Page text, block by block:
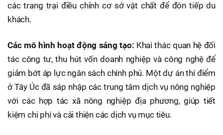
các trang trại điều chỉnh cơ sở vật chất để đón tiếp du
khách.
Các mô hình hoạt động sáng tạo: Khai thác quan hệ đối
tác công tư, thu hút vốn doanh nghiệp và công nghệ để
giảm bớt áp lực ngân sách chính phủ. Một dự án thí điểm
ở Tây Úc đã sáp nhập các trung tâm dịch vụ nông nghiệp
với các hợp tác xã nông nghiệp địa phương, giúp tiết
kiệm chi phí và cải thiện các dịch vụ mục tiêu.